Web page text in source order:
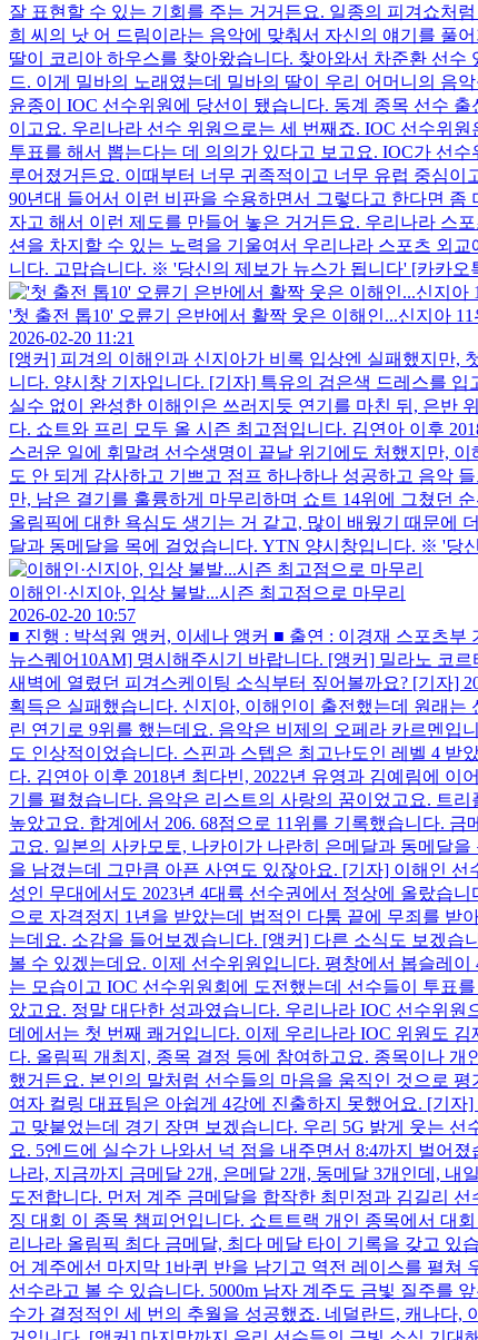
잘 표현할 수 있는 기회를 주는 거거든요. 일종의 피겨쇼처
희 씨의 낫 어 드림이라는 음악에 맞춰서 자신의 얘기를 풀
딸이 코리아 하우스를 찾아왔습니다. 찾아와서 차준환 선
드. 이게 밀바의 노래였는데 밀바의 딸이 우리 어머니의 음
윤종이 IOC 선수위원에 당선이 됐습니다. 동계 종목 선수
이고요. 우리나라 선수 위원으로는 세 번째죠. IOC 선수위
투표를 해서 뽑는다는 데 의의가 있다고 보고요. IOC가 선
루어졌거든요. 이때부터 너무 귀족적이고 너무 유럽 중심
90년대 들어서 이런 비판을 수용하면서 그렇다고 한다면
자고 해서 이런 제도를 만들어 놓은 거거든요. 우리나라 스
션을 차지할 수 있는 노력을 기울여서 우리나라 스포츠 외
니다. 고맙습니다. ※ '당신의 제보가 뉴스가 됩니다' [카카오
'첫 출전 톱10' 오륜기 은반에서 활짝 웃은 이해인...신지아 11
2026-02-20 11:21
[앵커] 피겨의 이해인과 신지아가 비록 입상엔 실패했지만,
니다. 양시창 기자입니다. [기자] 특유의 검은색 드레스를
실수 없이 완성한 이해인은 쓰러지듯 연기를 마친 뒤, 은반
다. 쇼트와 프리 모두 올 시즌 최고점입니다. 김연아 이후
스러운 일에 휘말려 선수생명이 끝날 위기에도 처했지만,
도 안 되게 감사하고 기쁘고 점프 하나하나 성공하고 음악
만, 남은 결기를 훌륭하게 마무리하며 쇼트 14위에 그쳤던
올림픽에 대한 욕심도 생기는 거 같고, 많이 배웠기 때문에
달과 동메달을 목에 걸었습니다. YTN 양시창입니다. ※ '당
이해인·신지아, 입상 불발...시즌 최고점으로 마무리
2026-02-20 10:57
■ 진행 : 박석원 앵커, 이세나 앵커 ■ 출연 : 이경재 스포츠
뉴스퀘어10AM] 명시해주시기 바랍니다. [앵커] 밀라노 코
새벽에 열렸던 피겨스케이팅 소식부터 짚어볼까요? [기자]
획득은 실패했습니다. 신지아, 이해인이 출전했는데 원래
린 연기로 9위를 했는데요. 음악은 비제의 오페라 카르멘입
도 인상적이었습니다. 스핀과 스텝은 최고난도인 레벨 4 받
다. 김연아 이후 2018년 최다빈, 2022년 유영과 김예림에
기를 펼쳤습니다. 음악은 리스트의 사랑의 꿈이었고요. 트
높았고요. 합계에서 206. 68점으로 11위를 기록했습니다.
고요. 일본의 사카모토, 나카이가 나란히 은메달과 동메달
을 남겼는데 그만큼 아픈 사연도 있잖아요. [기자] 이해인
성인 무대에서도 2023년 4대륙 선수권에서 정상에 올랐습
으로 자격정지 1년을 받았는데 법적인 다툼 끝에 무죄를 받
는데요. 소감을 들어보겠습니다. [앵커] 다른 소식도 보겠습
볼 수 있겠는데요. 이제 선수위원입니다. 평창에서 봅슬레
는 모습이고 IOC 선수위원회에 도전했는데 선수들이 투표
았고요. 정말 대단한 성과였습니다. 우리나라 IOC 선수위
데에서는 첫 번째 쾌거입니다. 이제 우리나라 IOC 위원도
다. 올림픽 개최지, 종목 결정 등에 참여하고요. 종목이나
했거든요. 본인의 말처럼 선수들의 마음을 움직인 것으로
여자 컬링 대표팀은 아쉽게 4강에 진출하지 못했어요. [기
고 맞붙었는데 경기 장면 보겠습니다. 우리 5G 밝게 웃는
요. 5엔드에 실수가 나와서 넉 점을 내주면서 8:4까지 벌어
나라, 지금까지 금메달 2개, 은메달 2개, 동메달 3개인데,
도전합니다. 먼저 계주 금메달을 합작한 최민정과 김길리
징 대회 이 종목 챔피언입니다. 쇼트트랙 개인 종목에서 대
리나라 올림픽 최다 금메달, 최다 메달 타이 기록을 갖고 있
어 계주에선 마지막 1바퀴 반을 남기고 역전 레이스를 펼쳐
선수라고 볼 수 있습니다. 5000m 남자 계주도 금빛 질주를
수가 결정적인 세 번의 추월을 성공했죠. 네덜란드, 캐나다,